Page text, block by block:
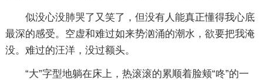
似没心没肺哭了又笑了，但没有人能真正懂得我心底
最深的感受。空虚和难过如来势汹涌的潮水，欲要把我淹
没。难过的汪洋，没过额头。
“大”字型地躺在床上，热滚滚的累顺着脸颊“咚”的一